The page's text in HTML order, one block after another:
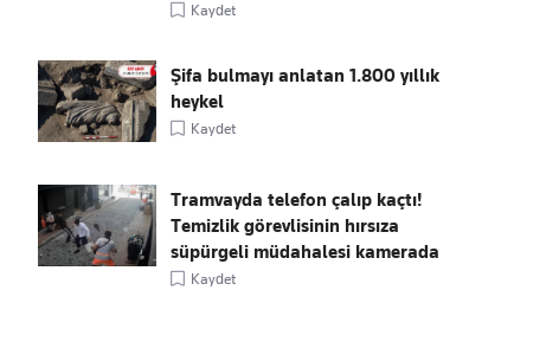
Kaydet
Şifa bulmayı anlatan 1.800 yıllık
heykel
Kaydet
Tramvayda telefon çalıp kaçtı!
Temizlik görevlisinin hırsıza
süpürgeli müdahalesi kamerada
Kaydet